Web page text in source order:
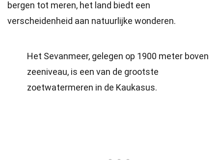
bergen tot meren, het land biedt een
verscheidenheid aan natuurlijke wonderen.
Het Sevanmeer, gelegen op 1900 meter boven
zeeniveau, is een van de grootste
zoetwatermeren in de Kaukasus.